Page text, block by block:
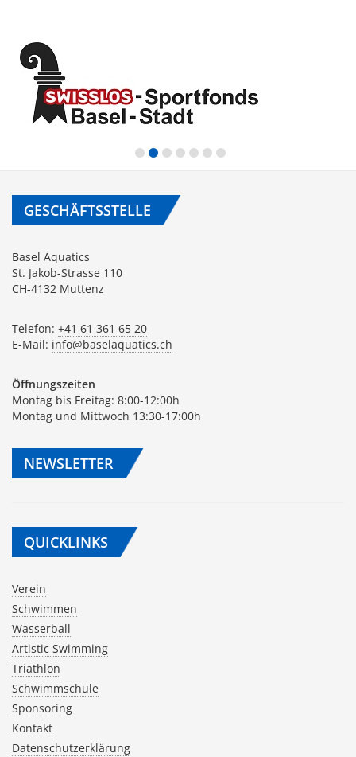
GESCHÄFTSSTELLE
Basel Aquatics
St. Jakob-Strasse 110
CH-4132 Muttenz
Telefon: +41 61 361 65 20
E-Mail: info@baselaquatics.ch
Öffnungszeiten
Montag bis Freitag: 8:00-12:00h
Montag und Mittwoch 13:30-17:00h
NEWSLETTER
QUICKLINKS
Verein
Schwimmen
Wasserball
Artistic Swimming
Triathlon
Schwimmschule
Sponsoring
Kontakt
Datenschutzerklärung